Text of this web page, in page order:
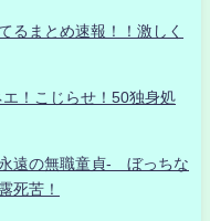
るまとめ速報！！激しく
！こじらせ！50独身処
遠の無職童貞- ぼっちな
死苦！